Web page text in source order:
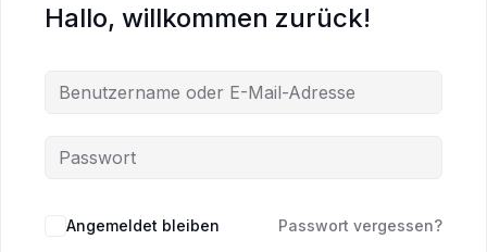
Hallo, willkommen zurück!
Angemeldet bleiben Passwort vergessen?